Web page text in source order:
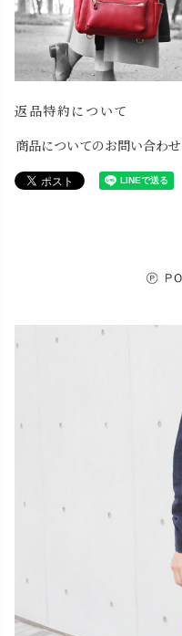
返品特約について
商品についてのお問い合わせ